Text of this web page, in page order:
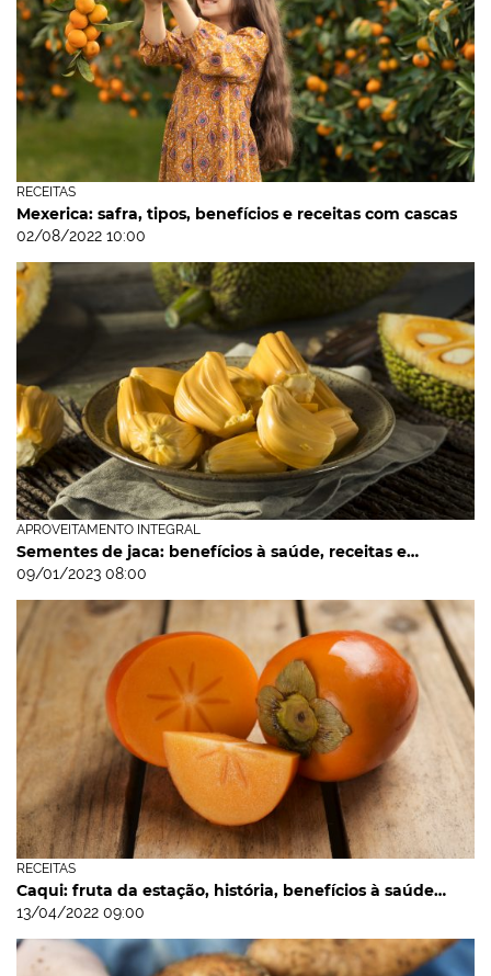
RECEITAS
Mexerica: safra, tipos, benefícios e receitas com cascas
02/08/2022 10:00
APROVEITAMENTO INTEGRAL
Sementes de jaca: benefícios à saúde, receitas e…
09/01/2023 08:00
RECEITAS
Caqui: fruta da estação, história, benefícios à saúde…
13/04/2022 09:00